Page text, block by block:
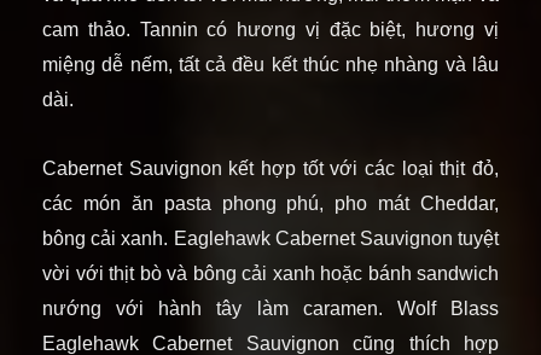
cam thảo. Tannin có hương vị đặc biệt, hương vị
miệng dễ nếm, tất cả đều kết thúc nhẹ nhàng và lâu
dài.
Cabernet Sauvignon kết hợp tốt với các loại thịt đỏ,
các món ăn pasta phong phú, pho mát Cheddar,
bông cải xanh. Eaglehawk Cabernet Sauvignon tuyệt
vời với thịt bò và bông cải xanh hoặc bánh sandwich
nướng với hành tây làm caramen. Wolf Blass
Eaglehawk Cabernet Sauvignon cũng thích hợp